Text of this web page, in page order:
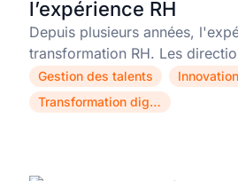
l’expérience RH
Depuis plusieurs années,
transformation RH. Les
Gestion des talents ,
Transformation digitale